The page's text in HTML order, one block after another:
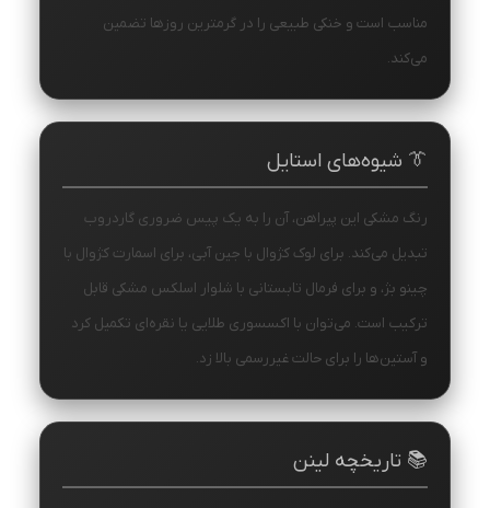
مناسب است و خنکی طبیعی را در گرمترین روزها تضمین
می‌کند.
👔 شیوه‌های استایل
رنگ مشکی این پیراهن، آن را به یک پیس ضروری گاردروب
تبدیل می‌کند. برای لوک کژوال با جین آبی، برای اسمارت کژوال با
چینو بژ، و برای فرمال تابستانی با شلوار اسلکس مشکی قابل
ترکیب است. می‌توان با اکسسوری طلایی یا نقره‌ای تکمیل کرد
و آستین‌ها را برای حالت غیررسمی بالا زد.
📚 تاریخچه لینن